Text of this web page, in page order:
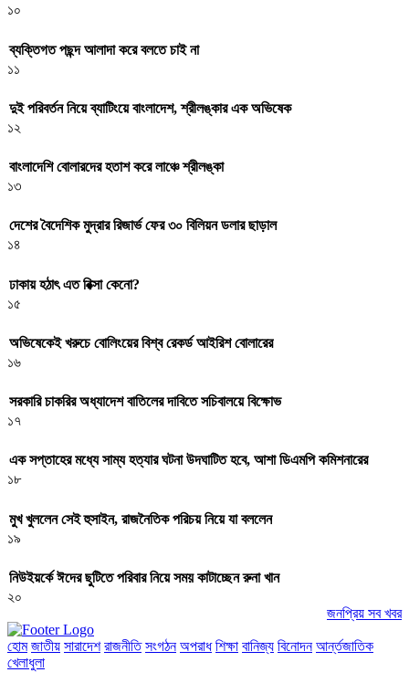
১০
ব্যক্তিগত পছন্দ আলাদা করে বলতে চাই না
১১
দুই পরিবর্তন নিয়ে ব্যাটিংয়ে বাংলাদেশ, শ্রীলঙ্কার এক অভিষেক
১২
বাংলাদেশি বোলারদের হতাশ করে লাঞ্চে শ্রীলঙ্কা
১৩
দেশের বৈদেশিক মুদ্রার রিজার্ভ ফের ৩০ বিলিয়ন ডলার ছাড়াল
১৪
ঢাকায় হঠাৎ এত রিক্সা কেনো?
১৫
অভিষেকেই খরুচে বোলিংয়ের বিশ্ব রেকর্ড আইরিশ বোলারের
১৬
সরকারি চাকরির অধ্যাদেশ বাতিলের দাবিতে সচিবালয়ে বিক্ষোভ
১৭
এক সপ্তাহের মধ্যে সাম্য হত্যার ঘটনা উদঘাটিত হবে, আশা ডিএমপি কমিশনারের
১৮
মুখ খুললেন সেই হুসাইন, রাজনৈতিক পরিচয় নিয়ে যা বললেন
১৯
নিউইয়র্কে ঈদের ছুটিতে পরিবার নিয়ে সময় কাটাচ্ছেন রুনা খান
২০
জনপ্রিয় সব খবর
হোম জাতীয় সারাদেশ রাজনীতি সংগঠন অপরাধ শিক্ষা বানিজ্য বিনোদন আর্ন্তজাতিক
খেলাধুলা